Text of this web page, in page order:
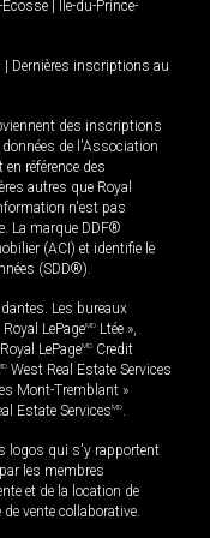
Écosse
Île-du-Prince-
| Dernières inscriptions au
des inscriptions
de l'Association
référence des
autres que Royal
n'est pas
La marque DDF®
(ACI) et identifie le
(SDD®).
Les bureaux
LePageMD Ltée »,
Royal LePageMD Credit
West Real Estate Services
Mont-Tremblant »
Estate ServicesMD
logos qui s'y rapportent
les membres
et de la location de
vente collaborative.